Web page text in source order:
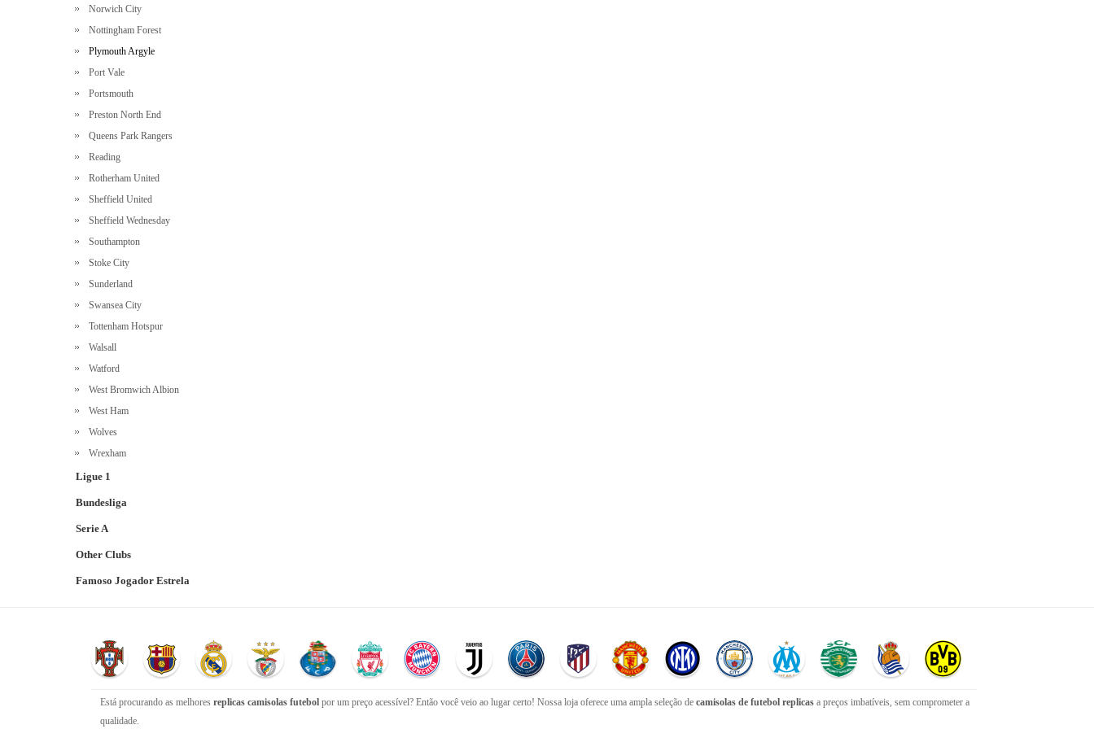
Norwich City
Nottingham Forest
Plymouth Argyle
Port Vale
Portsmouth
Preston North End
Queens Park Rangers
Reading
Rotherham United
Sheffield United
Sheffield Wednesday
Southampton
Stoke City
Sunderland
Swansea City
Tottenham Hotspur
Walsall
Watford
West Bromwich Albion
West Ham
Wolves
Wrexham
Ligue 1
Bundesliga
Serie A
Other Clubs
Famoso Jogador Estrela
Está procurando as melhores replicas camisolas futebol por um preço acessível? Então você veio ao lugar certo! Nossa loja oferece uma ampla seleção de camisolas de futebol replicas a preços imbatíveis, sem comprometer a
qualidade.